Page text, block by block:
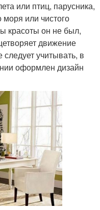
или птиц, парусника,
моря или чистого
красоты он не был,
движение
учитывать, в
оформлен дизайн